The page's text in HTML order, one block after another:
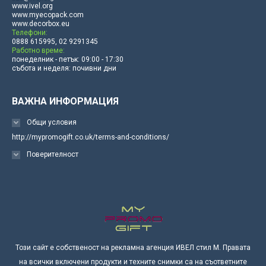
www.ivel.org
www.myecopack.com
www.decorbox.eu
Телефони:
0888 615995, 02 9291345
Работно време:
понеделник - петък: 09:00 - 17:30
събота и неделя: почивни дни
ВАЖНА ИНФОРМАЦИЯ
Общи условия
http://mypromogift.co.uk/terms-and-conditions/
Поверителност
Този сайт е собственост на рекламна агенция ИВЕЛ стил М. Правата
на всички включени продукти и техните снимки са на съответните